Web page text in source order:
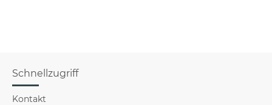
Schnellzugriff
Kontakt